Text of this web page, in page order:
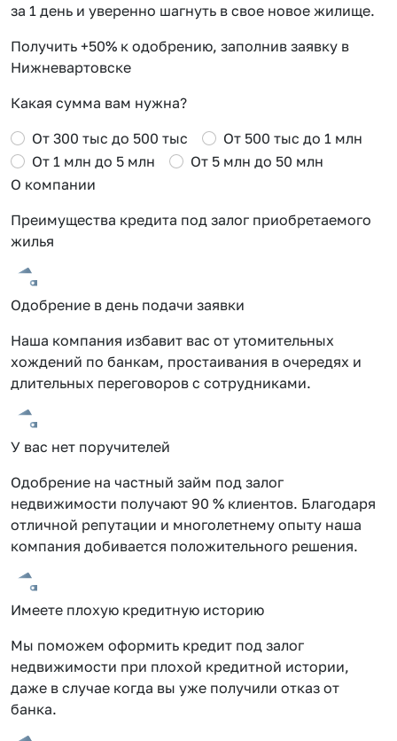
за 1 день и уверенно шагнуть в свое новое жилище.
Получить +50% к одобрению, заполнив заявку в
Нижневартовске
Какая сумма вам нужна?
От 300 тыс до 500 тыс
От 500 тыс до 1 млн
От 1 млн до 5 млн
От 5 млн до 50 млн
О компании
Преимущества кредита под залог приобретаемого
жилья
Одобрение в день подачи заявки
Наша компания избавит вас от утомительных
хождений по банкам, простаивания в очередях и
длительных переговоров с сотрудниками.
У вас нет поручителей
Одобрение на частный займ под залог
недвижимости получают 90 % клиентов. Благодаря
отличной репутации и многолетнему опыту наша
компания добивается положительного решения.
Имеете плохую кредитную историю
Мы поможем оформить кредит под залог
недвижимости при плохой кредитной истории,
даже в случае когда вы уже получили отказ от
банка.